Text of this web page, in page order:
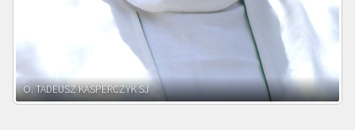
O. ADNRZEJ LEŚNIARA SJ